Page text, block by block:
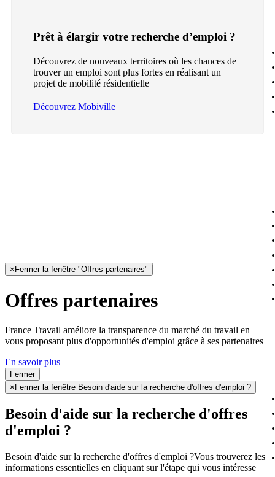
Prêt à élargir votre recherche d’emploi ?
Découvrez de nouveaux territoires où les chances de
trouver un emploi sont plus fortes en réalisant un
projet de mobilité résidentielle
Découvrez Mobiville
× Fermer la fenêtre "Offres partenaires"
Offres partenaires
France Travail améliore la transparence du marché du travail en
vous proposant plus d'opportunités d'emploi grâce à ses partenaires
En savoir plus
Fermer
× Fermer la fenêtre Besoin d'aide sur la recherche d'offres d'emploi ?
Besoin d'aide sur la recherche d'offres
d'emploi ?
Besoin d'aide sur la recherche d'offres d'emploi ?Vous trouverez les
informations essentielles en cliquant sur l'étape qui vous intéresse